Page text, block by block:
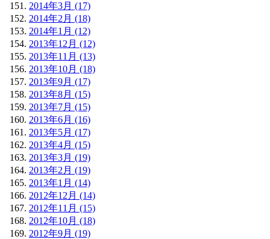
2014年3月 (17)
2014年2月 (18)
2014年1月 (12)
2013年12月 (12)
2013年11月 (13)
2013年10月 (18)
2013年9月 (17)
2013年8月 (15)
2013年7月 (15)
2013年6月 (16)
2013年5月 (17)
2013年4月 (15)
2013年3月 (19)
2013年2月 (19)
2013年1月 (14)
2012年12月 (14)
2012年11月 (15)
2012年10月 (18)
2012年9月 (19)